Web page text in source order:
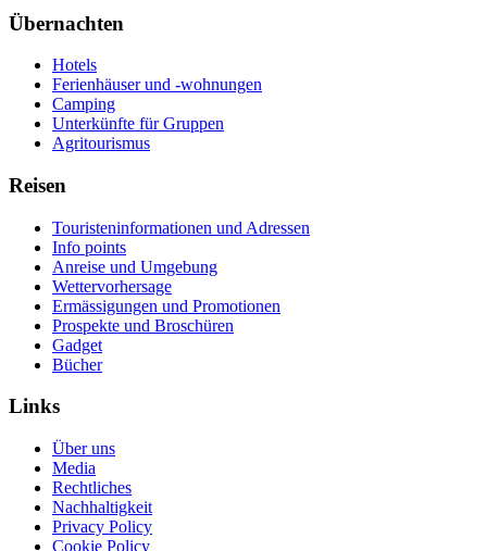
Übernachten
Hotels
Ferienhäuser und -wohnungen
Camping
Unterkünfte für Gruppen
Agritourismus
Reisen
Touristeninformationen und Adressen
Info points
Anreise und Umgebung
Wettervorhersage
Ermässigungen und Promotionen
Prospekte und Broschüren
Gadget
Bücher
Links
Über uns
Media
Rechtliches
Nachhaltigkeit
Privacy Policy
Cookie Policy